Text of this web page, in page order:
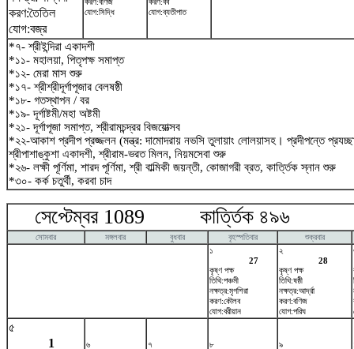
করণ:তৈতিল
যোগ:বজ্র
যোগ:সিদ্ধি
যোগ:ব্যতীপাত
*৭- শ্রীইন্দিরা একাদশী
*১১- মহালয়া, পিতৃপক্ষ সমাপ্ত
*১২- মেরা মাস শুরু
*১৭- শ্রীশ্রীদূর্গাপূজার বেলষষ্ঠী
*১৮- গতস্থাপন / বর
*১৯- দূর্গাষ্টমী/মহা অষ্টমী
*২১- দূর্গাপূজা সমাপ্ত, শ্রীরামচন্দ্রর বিজয়োত্সব
*২২-আকাশ প্রদীপ প্রজ্জলন (মন্ত্র: দামোদরায় নভসি তুলায়াং লোলয়াসহ। প্রদীপন্তে
শ্রীপাশাঙ্কুশা একাদশী, শ্রীরাম-ভরত মিলন, নিয়মসেবা শুরু
*২৬- লক্ষী পূর্ণিমা, শারদ পূর্ণিমা, শ্রী বাল্মিকী জয়ন্তী, কোজাগরী ব্রত, কার্ত্তিক স্নান শুরু
*৩০- কর্ক চতুর্থী, করবা চাদ
সেপ্টেম্বর 1089 কার্ত্তিক ৪৯৬
সোমবার মঙ্গলবার বুধবার বৃহস্পতিবার
শুক্রবার
১
27
কৃষ্ণ পক্ষ
তিথি:পঞ্চমী
নক্ষত্র:মৃগশিরা
করণ:কৌলব
যোগ:বরীয়ান
২
28
কৃষ্ণ পক্ষ
তিথি:ষষ্ঠী
নক্ষত্র:আর্দ্রা
করণ:বণিজ
যোগ:পরিঘ
৫
1
৬
৭
৮
৯